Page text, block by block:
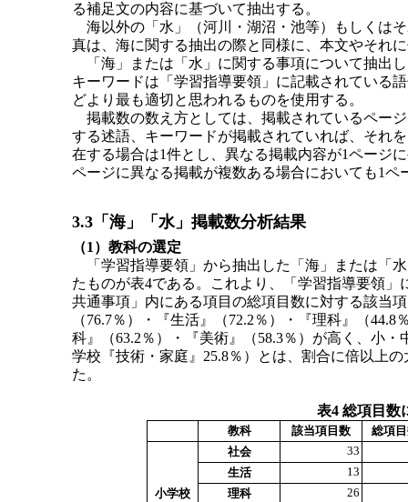
る補足文の内容に基づいて抽出する。
海以外の「水」（河川・湖沼・池等）もしくは
真は、海に関する抽出の際と同様に、本文やそれ
「海」または「水」に関する事項について抽出
キーワードは「学習指導要領」に記載されている
どより最も適切と思われるものを使用する。
掲載数の数え方としては、掲載されているペー
する述語、キーワードが掲載されていれば、それ
在する場合は1件とし、異なる掲載内容が1ページ
ページに異なる掲載が複数ある場合においても1ペ
3.3「海」「水」掲載数分析結果
（1）教科の選定
「学習指導要領」から抽出した「海」または「
たものが表4である。これより、「学習指導要領
共通事項」内にある項目の総項目数に対する該当
（76.7％）・『生活』（72.2％）・『理科』（
科』（63.2％）・『美術』（58.3％）が高く、小
学校『技術・家庭』25.8％）とは、割合に倍以上
た。
表4 総項目数
教科 該当項目数 総項
小学校
社会
33
生活
13
理科
26